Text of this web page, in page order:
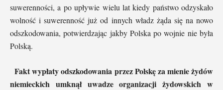
suwerenności, a po upływie wielu lat kiedy państwo odzyskało
wolność i suwerenność już od innych władz żąda się na nowo
odszkodowania, potwierdzając jakby Polska po wojnie nie była
Polską.
Fakt wypłaty odszkodowania przez Polskę za mienie żydów
niemieckich umknął uwadze organizacji żydowskich w